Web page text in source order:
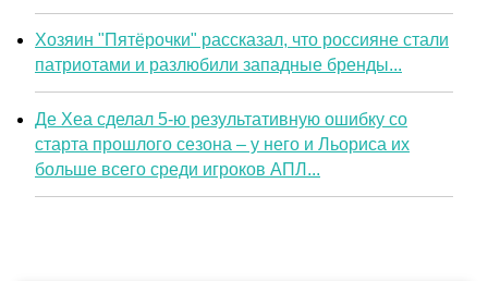
Хозяин "Пятёрочки" рассказал, что россияне стали
патриотами и разлюбили западные бренды...
Де Хеа сделал 5-ю результативную ошибку со
старта прошлого сезона – у него и Льориса их
больше всего среди игроков АПЛ...